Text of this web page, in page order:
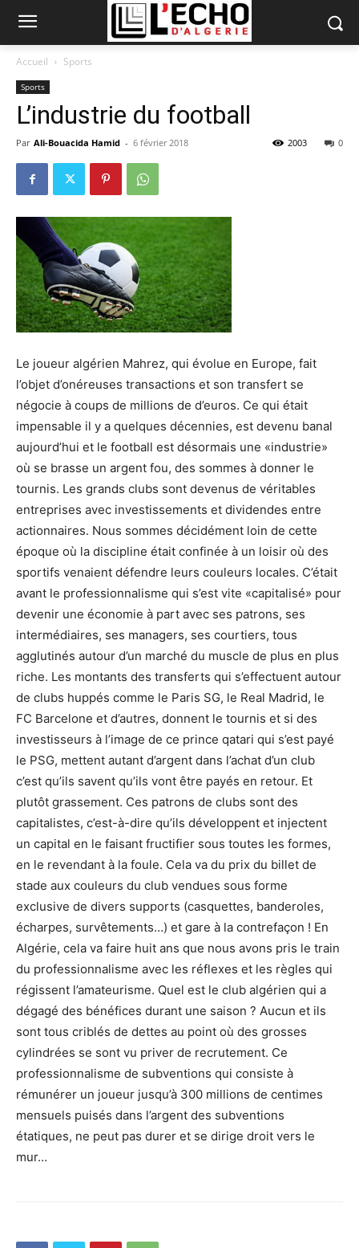
Accueil Sports
Sports
L’industrie du football
Par Ali-Bouacida Hamid - 6 février 2018 0
2003
Le joueur algérien Mahrez, qui évolue en Europe, fait
l’objet d’onéreuses transactions et son transfert se
négocie à coups de millions de d’euros. Ce qui était
impensable il y a quelques décennies, est devenu banal
aujourd’hui et le football est désormais une «industrie»
où se brasse un argent fou, des sommes à donner le
tournis. Les grands clubs sont devenus de véritables
entreprises avec investissements et dividendes entre
actionnaires. Nous sommes décidément loin de cette
époque où la discipline était confinée à un loisir où des
sportifs venaient défendre leurs couleurs locales. C’était
avant le professionnalisme qui s’est vite «capitalisé» pour
devenir une économie à part avec ses patrons, ses
intermédiaires, ses managers, ses courtiers, tous
agglutinés autour d’un marché du muscle de plus en plus
riche. Les montants des transferts qui s’effectuent autour
de clubs huppés comme le Paris SG, le Real Madrid, le
FC Barcelone et d’autres, donnent le tournis et si des
investisseurs à l’image de ce prince qatari qui s’est payé
le PSG, mettent autant d’argent dans l’achat d’un club
c’est qu’ils savent qu’ils vont être payés en retour. Et
plutôt grassement. Ces patrons de clubs sont des
capitalistes, c’est-à-dire qu’ils développent et injectent
un capital en le faisant fructifier sous toutes les formes,
en le revendant à la foule. Cela va du prix du billet de
stade aux couleurs du club vendues sous forme
exclusive de divers supports (casquettes, banderoles,
écharpes, survêtements…) et gare à la contrefaçon ! En
Algérie, cela va faire huit ans que nous avons pris le train
du professionnalisme avec les réflexes et les règles qui
régissent l’amateurisme. Quel est le club algérien qui a
dégagé des bénéfices durant une saison ? Aucun et ils
sont tous criblés de dettes au point où des grosses
cylindrées se sont vu priver de recrutement. Ce
professionnalisme de subventions qui consiste à
rémunérer un joueur jusqu’à 300 millions de centimes
mensuels puisés dans l’argent des subventions
étatiques, ne peut pas durer et se dirige droit vers le
mur…